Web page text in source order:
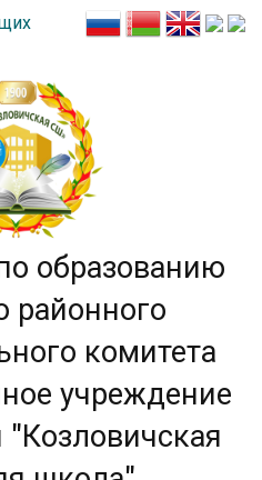
образованию
районного
комитета
учреждение
"Козловичская